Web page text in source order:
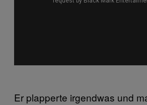
Er plapperte irgendwas und